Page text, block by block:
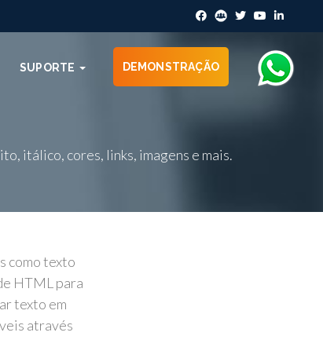
SUPORTE DEMONSTRAÇÃO
itálico, cores, links, imagens e mais.
como texto
HTML para
texto em
através